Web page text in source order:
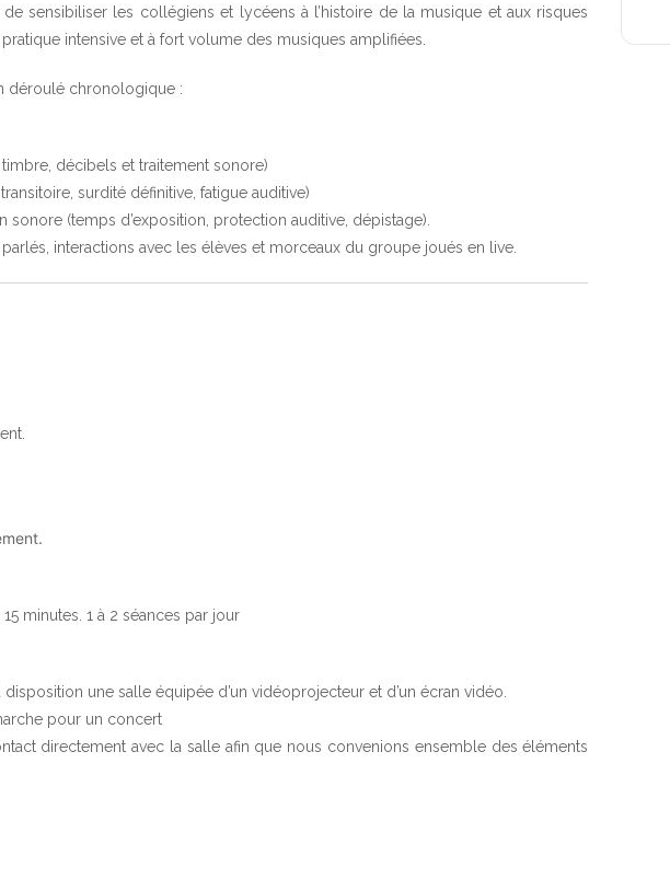
sensibiliser les collégiens et lycéens à l’histoire de la musique et aux risques
intensive et à fort volume des musiques amplifiées.
déroulé chronologique :
décibels et traitement sonore)
surdité définitive, fatigue auditive)
sonore (temps d’exposition, protection auditive, dépistage).
interactions avec les élèves et morceaux du groupe joués en live.
minutes. 1 à 2 séances par jour
une salle équipée d’un vidéoprojecteur et d’un écran vidéo.
pour un concert
directement avec la salle afin que nous convenions ensemble des éléments